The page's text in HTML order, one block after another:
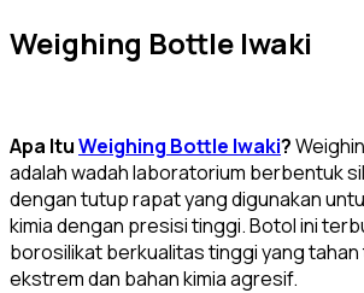
Weighing Bottle Iwaki
Apa ItuWeighing Bottle Iwaki?
adalah wadah laboratorium berbentuk
dengan tutup rapat yang digunakan
kimia dengan presisi tinggi. Botol ini
borosilikat berkualitas tinggi yang
ekstrem dan bahan kimia agresif.